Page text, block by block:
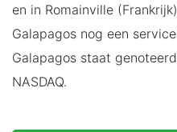
en in Romainville
Galapagos nog een
Galapagos staat
NASDAQ.